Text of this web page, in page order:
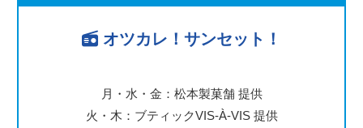
オツカレ！サンセット！
月・水・金：松本製菓舗 提供
火・木：ブティックVIS-À-VIS 提供